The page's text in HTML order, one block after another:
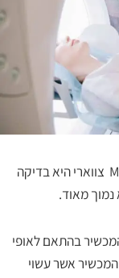
כאמור, בדיקת MRI באופן כללי, ובפרט בדיקת MRI צווארי היא בדיקה
נמוך מאוד.
בהתאם לאופי
אשר עשוי